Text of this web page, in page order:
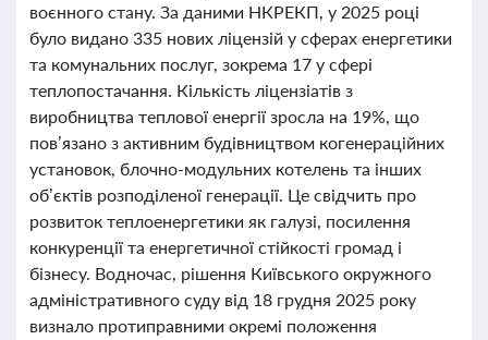
воєнного стану. За даними НКРЕКП, у 2025 році
було видано 335 нових ліцензій у сферах енергетики
та комунальних послуг, зокрема 17 у сфері
теплопостачання. Кількість ліцензіатів з
виробництва теплової енергії зросла на 19%, що
пов’язано з активним будівництвом когенераційних
установок, блочно-модульних котелень та інших
об’єктів розподіленої генерації. Це свідчить про
розвиток теплоенергетики як галузі, посилення
конкуренції та енергетичної стійкості громад і
бізнесу. Водночас, рішення Київського окружного
адміністративного суду від 18 грудня 2025 року
визнало протиправними окремі положення